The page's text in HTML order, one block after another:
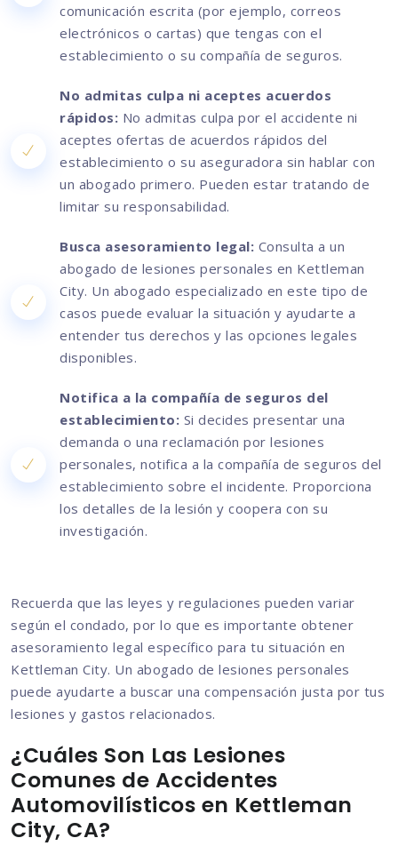
comunicación escrita (por ejemplo, correos
electrónicos o cartas) que tengas con el
establecimiento o su compañía de seguros.
No admitas culpa ni aceptes acuerdos
rápidos: No admitas culpa por el accidente ni
aceptes ofertas de acuerdos rápidos del
establecimiento o su aseguradora sin hablar con
un abogado primero. Pueden estar tratando de
limitar su responsabilidad.
Busca asesoramiento legal: Consulta a un
abogado de lesiones personales en Kettleman
City. Un abogado especializado en este tipo de
casos puede evaluar la situación y ayudarte a
entender tus derechos y las opciones legales
disponibles.
Notifica a la compañía de seguros del
establecimiento: Si decides presentar una
demanda o una reclamación por lesiones
personales, notifica a la compañía de seguros del
establecimiento sobre el incidente. Proporciona
los detalles de la lesión y coopera con su
investigación.
Recuerda que las leyes y regulaciones pueden variar
según el condado, por lo que es importante obtener
asesoramiento legal específico para tu situación en
Kettleman City. Un abogado de lesiones personales
puede ayudarte a buscar una compensación justa por tus
lesiones y gastos relacionados.
¿Cuáles Son Las Lesiones
Comunes de Accidentes
Automovilísticos en Kettleman
City, CA?